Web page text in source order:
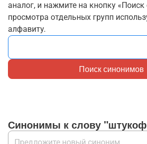
аналог, и нажмите на кнопку
просмотра отдельных групп
алфавиту.
Поиск синонимов
Синонимы к слову